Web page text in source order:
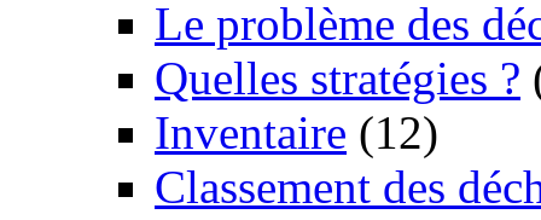
Le problème des
Quelles stratégies ?
Inventaire (12)
Classement des